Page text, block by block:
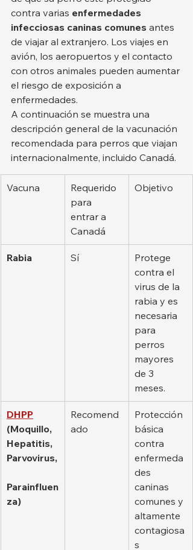
contra varias enfermedades
infecciosas caninas comunes antes
de viajar al extranjero. Los viajes en
avión, los aeropuertos y el contacto
con otros animales pueden aumentar
el riesgo de exposición a
enfermedades.
A continuación se muestra una
descripción general de la vacunación
recomendada para perros que viajan
internacionalmente, incluido Canadá.
Vacuna
Requerido
para
entrar a
Canadá
Objetivo
Rabia Sí
Protege
contra el
virus de la
rabia y es
necesaria
para
perros
mayores
de 3
meses.
DHPP
(Moquillo,
Hepatitis,
Parvovirus,
Parainfluen
za)
Recomend
ado
Protección
básica
contra
enfermeda
des
caninas
comunes y
altamente
contagiosa
s